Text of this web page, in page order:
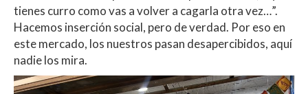
tienes curro como vas a volver a cagarla otra vez…”.
Hacemos inserción social, pero de verdad. Por eso en
este mercado, los nuestros pasan desapercibidos, aquí
nadie los mira.